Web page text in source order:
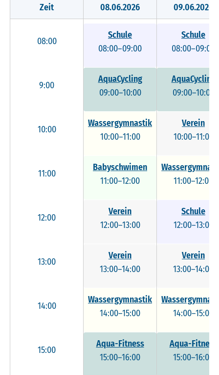
Zeit
08.06.2026
09.06.2026
08:00
9:00
10:00
11:00
12:00
13:00
14:00
15:00
Schule
08:00–09:00
AquaCycling
09:00–10:00
Wassergymnastik
10:00–11:00
Babyschwimen
11:00–12:00
Verein
12:00–13:00
Verein
13:00–14:00
Wassergymnastik
14:00–15:00
Aqua-Fitness
15:00–16:00
Schule
08:00–09:00
AquaCycling
09:00–10:00
Verein
10:00–11:00
11:00–12:00
Schule
12:00–13:00
Verein
13:00–14:00
14:00–15:00
Aqua-Fitness
15:00–16:00